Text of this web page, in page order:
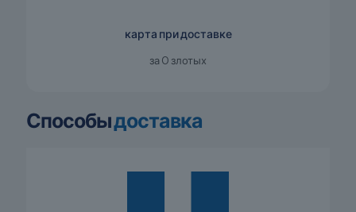
карта при доставке
за 0 злотых
Способыдоставка